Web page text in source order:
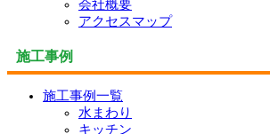
会社概要
アクセスマップ
施工事例
施工事例一覧
水まわり
キッチン